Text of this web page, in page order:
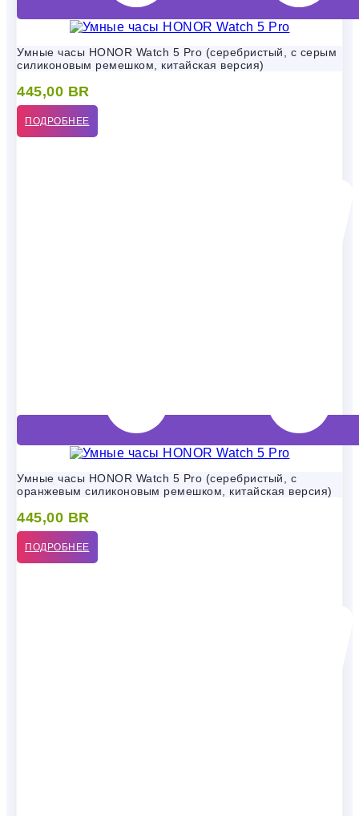
Умные часы HONOR Watch 5 Pro (серебристый, с серым
силиконовым ремешком, китайская версия)
445,00 BR
ПОДРОБНЕЕ
Умные часы HONOR Watch 5 Pro (серебристый, с
оранжевым силиконовым ремешком, китайская версия)
445,00 BR
ПОДРОБНЕЕ